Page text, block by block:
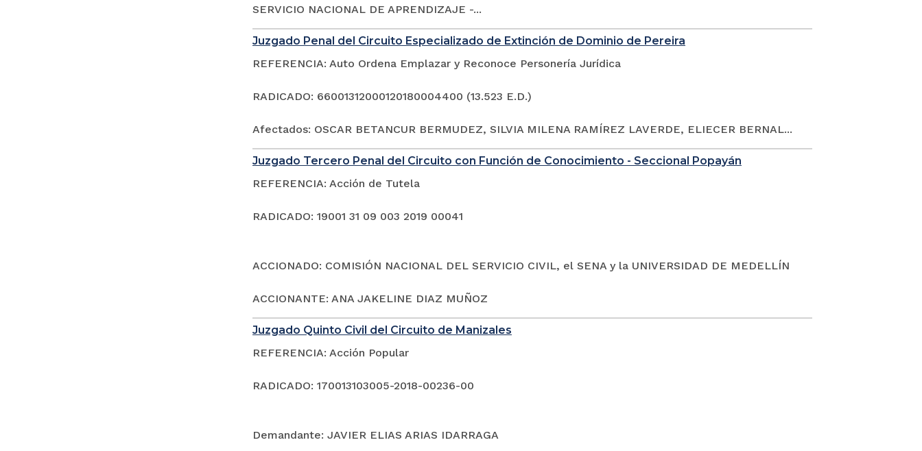
SERVICIO NACIONAL DE APRENDIZAJE -...
Juzgado Penal del Circuito Especializado de Extinción de Dominio de Pereira
REFERENCIA: Auto Ordena Emplazar y Reconoce Personería Jurídica
RADICADO: 66001312000120180004400 (13.523 E.D.)
Afectados: OSCAR BETANCUR BERMUDEZ, SILVIA MILENA RAMÍREZ LAVERDE, ELIECER BERNAL...
Juzgado Tercero Penal del Circuito con Función de Conocimiento - Seccional Popayán
REFERENCIA: Acción de Tutela
RADICADO: 19001 31 09 003 2019 00041
ACCIONADO: COMISIÓN NACIONAL DEL SERVICIO CIVIL, el SENA y la UNIVERSIDAD DE MEDELLÍN
ACCIONANTE: ANA JAKELINE DIAZ MUÑOZ
Juzgado Quinto Civil del Circuito de Manizales
REFERENCIA: Acción Popular
RADICADO: 170013103005-2018-00236-00
Demandante: JAVIER ELIAS ARIAS IDARRAGA